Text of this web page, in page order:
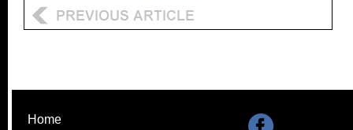
Home